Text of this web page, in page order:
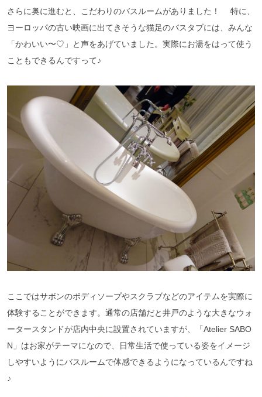
さらに奥に進むと、こだわりのバスルームがありました！ 特に、
ヨーロッパの古い映画に出てきそうな猫足のバスタブには、みんな
「かわいい〜♡」と声をあげていました。実際にお湯をはって使う
こともできるんですって♪
ここではサボンのボディソープやスクラブなどのアイテムを実際に
体験することができます。通常の店舗だと井戸のような大きなウォ
ータースタンドが店内中央に設置されていますが、「Atelier SABO
N」はお家がテーマになので、日常生活で使っている姿をイメージ
しやすいようにバスルームで体感できるようになっているんですね
♪